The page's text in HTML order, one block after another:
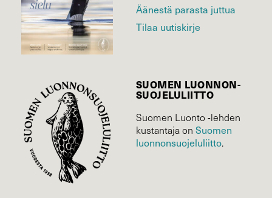
Äänestä parasta juttua
Tilaa uutiskirje
SUOMEN LUONNON­
SUOJELU­LIITTO
Suomen Luonto -lehden
kustantaja on Suomen
luonnonsuojelu­liitto.